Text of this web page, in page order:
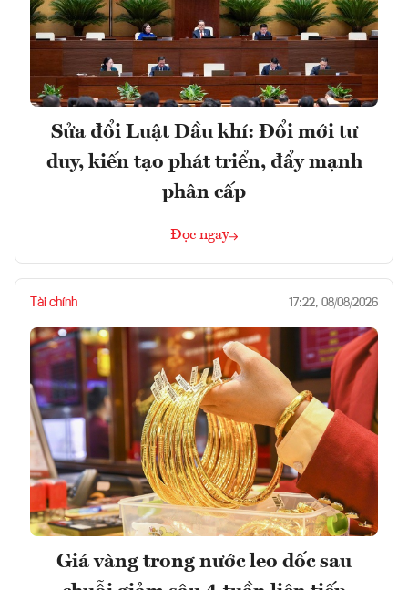
Sửa đổi Luật Dầu khí: Đổi mới tư
duy, kiến tạo phát triển, đẩy mạnh
phân cấp
Đọc ngay
Tài chính 17:22, 08/08/2026
Giá vàng trong nước leo dốc sau